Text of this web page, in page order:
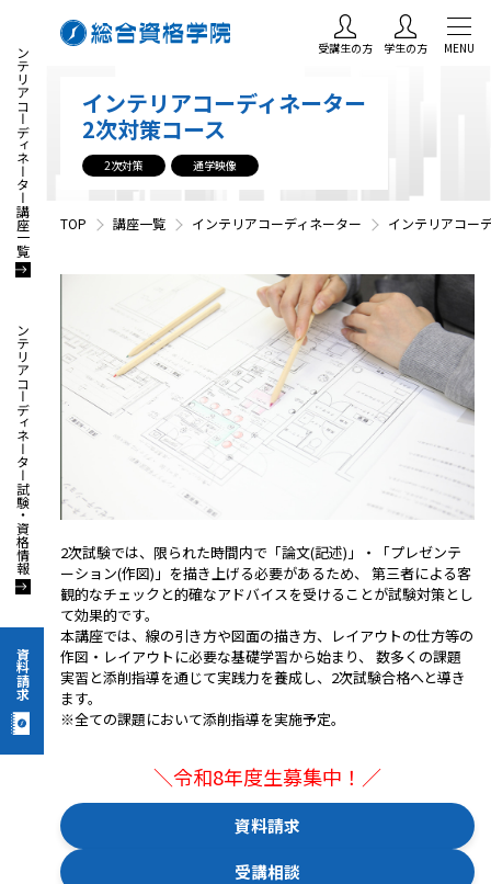
インテリアコーディネーター講座一覧
インテリアコーディネーター試験・資格情報
資料請求
受講生の方 学生の方 MENU
インテリアコーディネーター
2次対策コース
2次対策 通学映像
TOP 講座一覧 インテリアコーディネーター インテリアコー
2次試験では、限られた時間内で「論文(記述)」・「プレゼンテ
ーション(作図)」を描き上げる必要があるため、 第三者による客
観的なチェックと的確なアドバイスを受けることが試験対策とし
て効果的です。
本講座では、線の引き方や図面の描き方、レイアウトの仕方等の
作図・レイアウトに必要な基礎学習から始まり、 数多くの課題
実習と添削指導を通じて実践力を養成し、2次試験合格へと導き
ます。
※全ての課題において添削指導を実施予定。
＼令和8年度生募集中！／
資料請求
受講相談